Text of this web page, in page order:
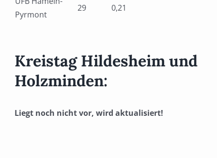
Pyrmont
29 0,21
Kreistag Hildesheim und
Holzminden:
Liegt noch nicht vor, wird aktualisiert!